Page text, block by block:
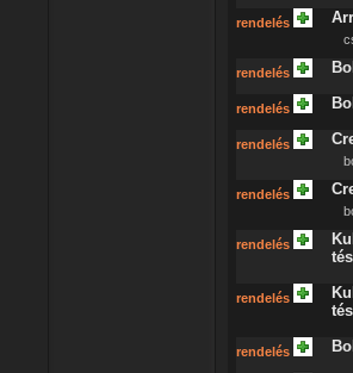
rendelés
rendelés
rendelés
rendelés
rendelés
rendelés
rendelés
rendelés